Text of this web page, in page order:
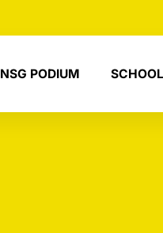
NSG PODIUM